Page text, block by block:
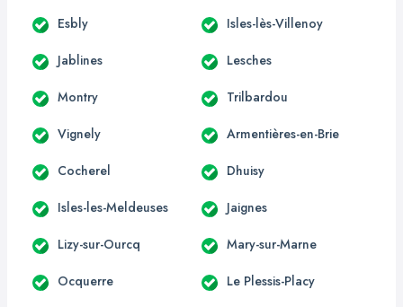
Esbly Isles-lès-Villenoy
Jablines Lesches
Montry Trilbardou
Vignely Armentières-en-Brie
Cocherel Dhuisy
Isles-les-Meldeuses Jaignes
Lizy-sur-Ourcq Mary-sur-Marne
Ocquerre Le Plessis-Placy